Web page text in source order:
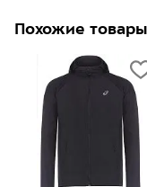
Похожие товары